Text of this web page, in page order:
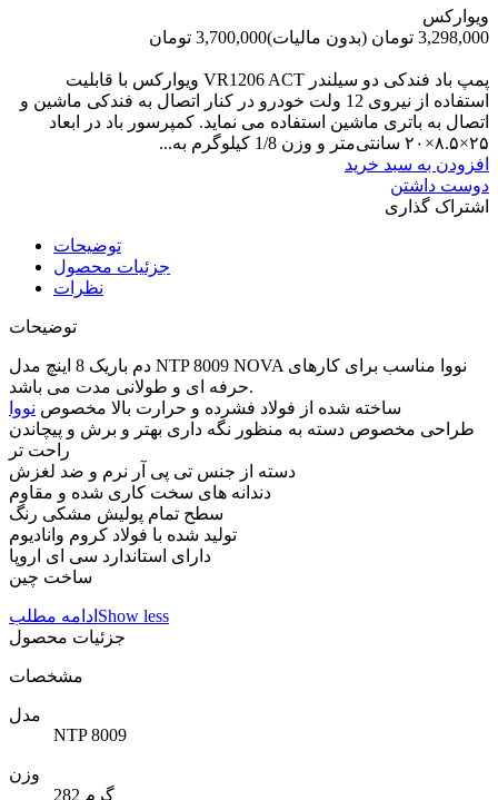
ویوارکس
3,298,000 تومان
(بدون مالیات)3,700,000 تومان
پمپ باد فندکی دو سیلندر VR1206 ACT ویوارکس با قابلیت
استفاده از نیروی 12 ولت خودرو در کنار اتصال به فندکی ماشین و
اتصال به باتری ماشین استفاده می نماید. کمپرسور باد در ابعاد
۲۵×۸.۵×۲۰ سانتی‌متر و وزن 1/8 کیلوگرم به...
افزودن به سبد خرید
دوست داشتن
اشتراک گذاری
توضیحات
جزئیات محصول
نظرات
توضیحات
دم باریک 8 اینچ مدل NTP 8009 NOVA نووا مناسب برای کارهای
حرفه ای و طولانی مدت می باشد.
ساخته شده از فولاد فشرده و حرارت بالا مخصوص نووا
طراحی مخصوص دسته به منظور نگه داری بهتر و برش و پیچاندن
راحت تر
دسته از جنس تی پی آر نرم و ضد لغزش
دندانه های سخت کاری شده و مقاوم
سطح تمام پولیش مشکی رنگ
تولید شده با فولاد کروم وانادیوم
دارای استاندارد سی ای اروپا
ساخت چین
ادامه مطلب Show less
جزئیات محصول
مشخصات
مدل
NTP 8009
وزن
282 گرم